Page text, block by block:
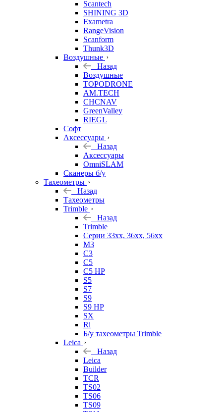
Scantech
SHINING 3D
Exametra
RangeVision
Scanform
Thunk3D
Воздушные
Назад
Воздушные
TOPODRONE
AM.TECH
CHCNAV
GreenValley
RIEGL
Софт
Аксессуары
Назад
Аксессуары
OmniSLAM
Сканеры б/у
Тахеометры
Назад
Тахеометры
Trimble
Назад
Trimble
Серии 33xx, 36xx, 56xx
M3
C3
C5
C5 HP
S5
S7
S9
S9 HP
SX
Ri
Б/у тахеометры Trimble
Leica
Назад
Leica
Builder
TCR
TS02
TS06
TS09